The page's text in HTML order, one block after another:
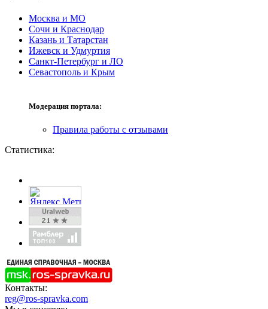
Москва и МО
Сочи и Краснодар
Казань и Татарстан
Ижевск и Удмуртия
Санкт-Петербург и ЛО
Севастополь и Крым
Модерация портала:
Правила работы с отзывами
Статистика:
Контакты:
reg@ros-spravka.com